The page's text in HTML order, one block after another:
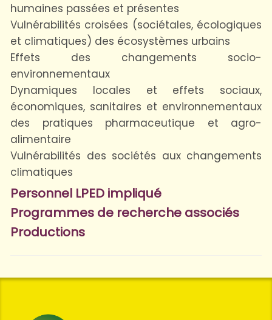
humaines passées et présentes
Vulnérabilités croisées (sociétales, écologiques
et climatiques) des écosystèmes urbains
Effets des changements socio-
environnementaux
Dynamiques locales et effets sociaux,
économiques, sanitaires et environnementaux
des pratiques pharmaceutique et agro-
alimentaire
Vulnérabilités des sociétés aux changements
climatiques
Personnel LPED impliqué
Programmes de recherche associés
Productions